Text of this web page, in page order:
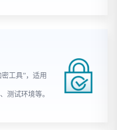
工具”，适用
测试环境等。